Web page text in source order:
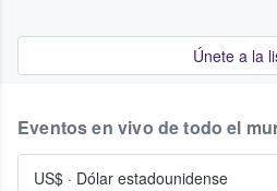
Únete a la
Eventos en vivo de todo el
US$ · Dólar estadounidense